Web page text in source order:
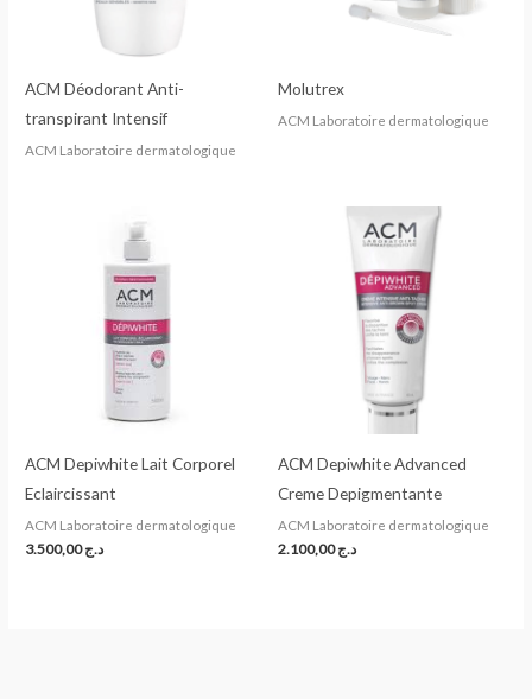
ACM Déodorant Anti-
transpirant Intensif
ACM Laboratoire dermatologique
Molutrex
ACM Laboratoire dermatologique
ACM Depiwhite Lait Corporel
Eclaircissant
ACM Laboratoire dermatologique
د.ج3.500,00
ACM Depiwhite Advanced
Creme Depigmentante
ACM Laboratoire dermatologique
د.ج2.100,00